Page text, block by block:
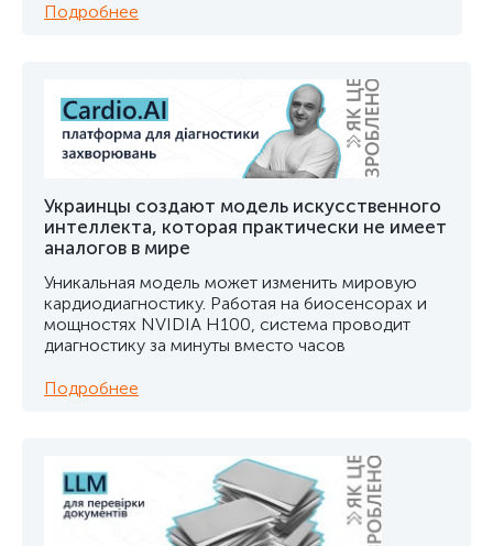
Подробнее
Украинцы создают модель искусственного
интеллекта, которая практически не имеет
аналогов в мире
Уникальная модель может изменить мировую
кардиодиагностику. Работая на биосенсорах и
мощностях NVIDIA H100, система проводит
диагностику за минуты вместо часов
Подробнее